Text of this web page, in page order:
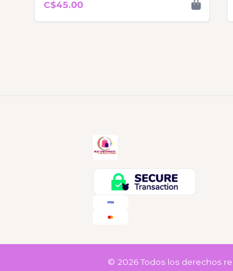
C$45.00
© 2026 Todos los derechos